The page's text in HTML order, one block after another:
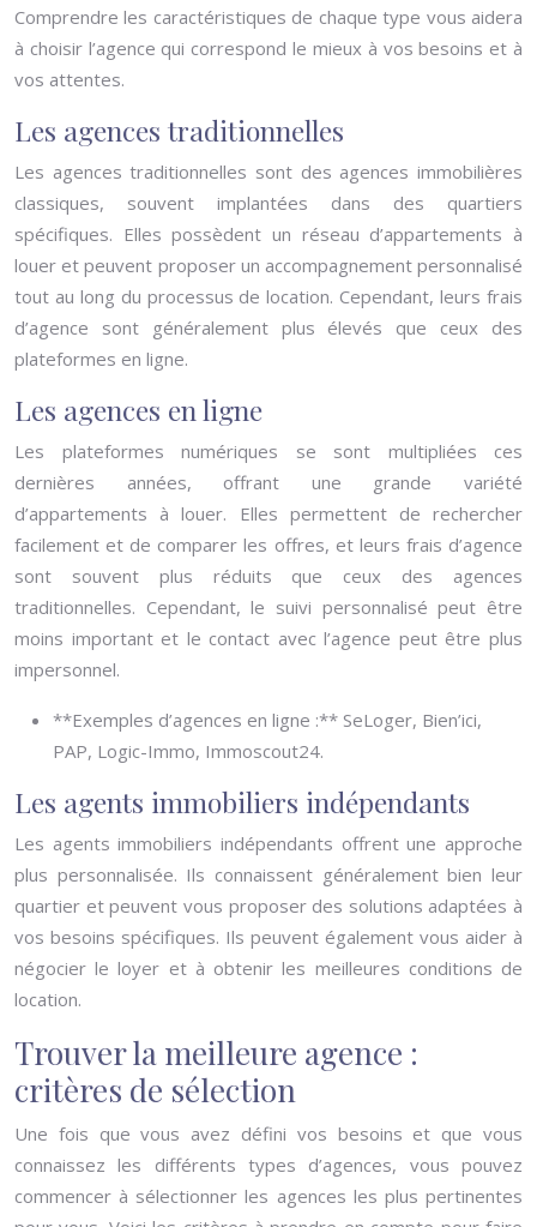
Comprendre les caractéristiques de chaque type vous aidera
à choisir l’agence qui correspond le mieux à vos besoins et à
vos attentes.
Les agences traditionnelles
Les agences traditionnelles sont des agences immobilières
classiques, souvent implantées dans des quartiers
spécifiques. Elles possèdent un réseau d’appartements à
louer et peuvent proposer un accompagnement personnalisé
tout au long du processus de location. Cependant, leurs frais
d’agence sont généralement plus élevés que ceux des
plateformes en ligne.
Les agences en ligne
Les plateformes numériques se sont multipliées ces
dernières années, offrant une grande variété
d’appartements à louer. Elles permettent de rechercher
facilement et de comparer les offres, et leurs frais d’agence
sont souvent plus réduits que ceux des agences
traditionnelles. Cependant, le suivi personnalisé peut être
moins important et le contact avec l’agence peut être plus
impersonnel.
**Exemples d’agences en ligne :** SeLoger, Bien’ici,
PAP, Logic-Immo, Immoscout24.
Les agents immobiliers indépendants
Les agents immobiliers indépendants offrent une approche
plus personnalisée. Ils connaissent généralement bien leur
quartier et peuvent vous proposer des solutions adaptées à
vos besoins spécifiques. Ils peuvent également vous aider à
négocier le loyer et à obtenir les meilleures conditions de
location.
Trouver la meilleure agence :
critères de sélection
Une fois que vous avez défini vos besoins et que vous
connaissez les différents types d’agences, vous pouvez
commencer à sélectionner les agences les plus pertinentes